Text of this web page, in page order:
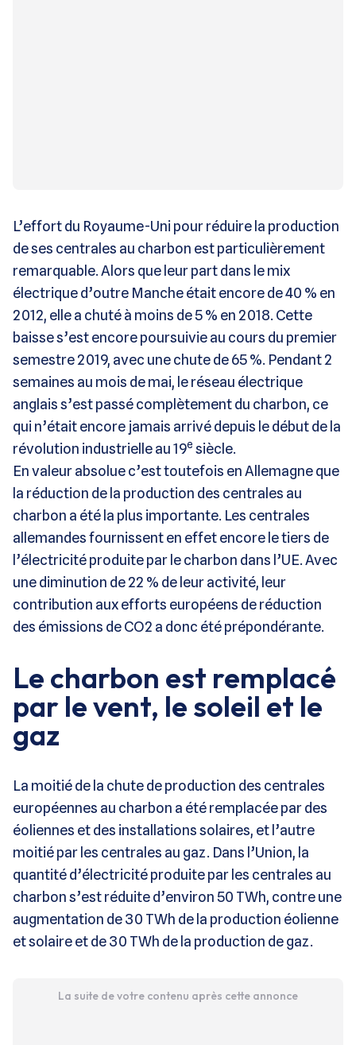
L’effort du Royaume-Uni pour réduire la production
de ses centrales au charbon est particulièrement
remarquable. Alors que leur part dans le mix
électrique d’outre Manche était encore de 40 % en
2012, elle a chuté à moins de 5 % en 2018. Cette
baisse s’est encore poursuivie au cours du premier
semestre 2019, avec une chute de 65 %. Pendant 2
semaines au mois de mai, le réseau électrique
anglais s’est passé complètement du charbon, ce
qui n’était encore jamais arrivé depuis le début de la
révolution industrielle au 19e siècle.
En valeur absolue c’est toutefois en Allemagne que
la réduction de la production des centrales au
charbon a été la plus importante. Les centrales
allemandes fournissent en effet encore le tiers de
l’électricité produite par le charbon dans l’UE. Avec
une diminution de 22 % de leur activité, leur
contribution aux efforts européens de réduction
des émissions de CO2 a donc été prépondérante.
Le charbon est remplacé
par le vent, le soleil et le
gaz
La moitié de la chute de production des centrales
européennes au charbon a été remplacée par des
éoliennes et des installations solaires, et l’autre
moitié par les centrales au gaz. Dans l’Union, la
quantité d’électricité produite par les centrales au
charbon s’est réduite d’environ 50 TWh, contre une
augmentation de 30 TWh de la production éolienne
et solaire et de 30 TWh de la production de gaz.
La suite de votre contenu après cette annonce